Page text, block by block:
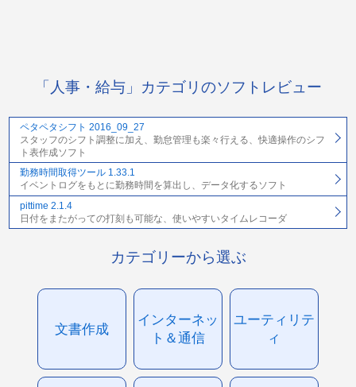
「人事・給与」カテゴリのソフトレビュー
ペタペタシフト 2016_09_27
スタッフのシフト調整に加え、勤怠管理も楽々行える、快適操作のシフ
ト表作成ソフト
勤務時間取得ツール 1.33.1
イベントログをもとに勤務時間を算出し、データ化するソフト
pittime 2.1.4
日付をまたがっての打刻も可能な、使いやすいタイムレコーダ
カテゴリーから選ぶ
文書作成
インターネッ
ト＆通信
ユーティリテ
ィ